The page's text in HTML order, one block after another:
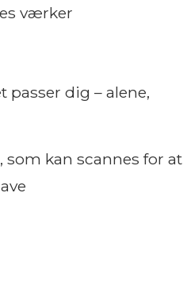
værker
passer dig – alene,
som kan scannes for at